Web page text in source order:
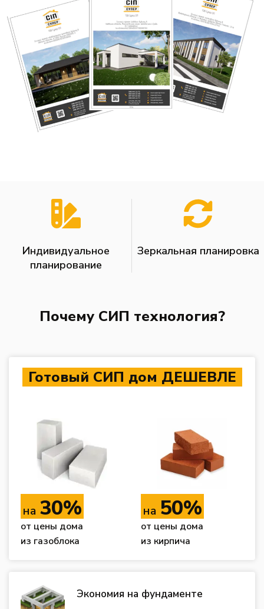
Индивидуальное
планирование
Зеркальная планировка
Почему СИП технология?
Готовый СИП дом ДЕШЕВЛЕ
на 30%
от цены дома
из газоблока
на 50%
от цены дома
из кирпича
Экономия на фундаменте